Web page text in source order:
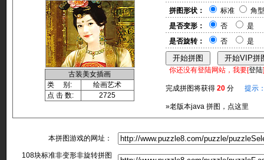
古装美女插画
类 别:
绘画艺术
点 击 数:
2725
拼图形状：
标准
角型
是否变形：
否
是
是否旋转：
否 是
你还没有登陆网站，我要[登陆
完成拼图将获得 20 分 提示
»老版本java 拼图，点这里
本拼图游戏的网址：
108块标准非变形非旋转拼图